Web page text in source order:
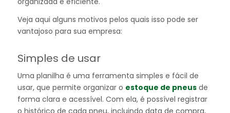
Veja aqui alguns motivos pelos quais isso pode ser
vantajoso para sua empresa:
Simples de usar
Uma planilha é uma ferramenta simples e fácil de
usar, que permite organizar o estoque de pneusde
forma clara e acessível. Com ela, é possível registrar